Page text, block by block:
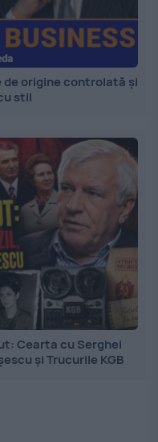
origine controlată și
stil
Cearta cu Serghei
și Trucurile KGB